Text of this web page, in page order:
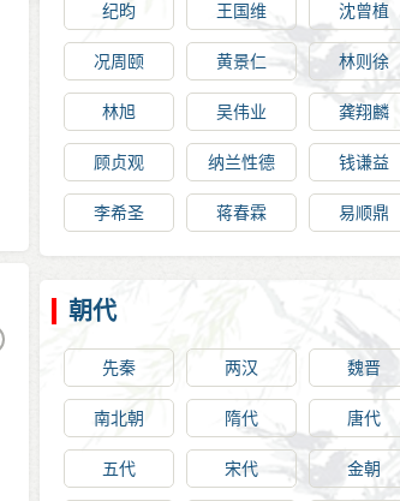
纪昀 王国维 沈曾植
况周颐 黄景仁 林则徐
林旭 吴伟业 龚翔麟
顾贞观 纳兰性德 钱谦益
李希圣 蒋春霖 易顺鼎
朝代
先秦 两汉 魏晋
南北朝 隋代 唐代
五代 宋代 金朝